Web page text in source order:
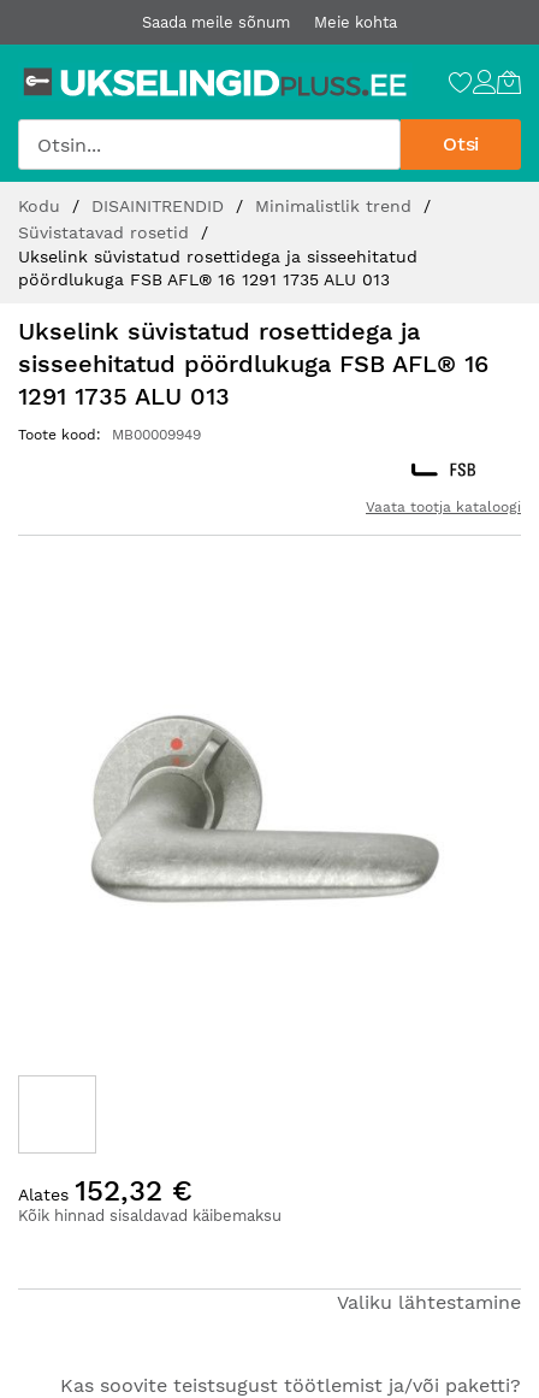
Saada meile sõnum Meie kohta
Otsi
sisu
juurde
Kodu DISAINITRENDID
Minimalistlik trend
Süvistatavad rosetid
Ukselink süvistatud rosettidega ja sisseehitatud
pöördlukuga FSB AFL® 16 1291 1735 ALU 013
Ukselink süvistatud rosettidega ja
sisseehitatud pöördlukuga FSB AFL® 16
1291 1735 ALU 013
Toote kood MB00009949
Vaata tootja kataloogi
pildigalerii
algusesse
Kõik hinnad sisaldavad käibemaksu
Alates 152,32 €
Valiku lähtestamine
Kas soovite teistsugust töötlemist ja/või paketti?